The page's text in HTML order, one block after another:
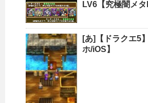
LV6【究極闇メ
[あ]【ドラクエ5
ホ/iOS】